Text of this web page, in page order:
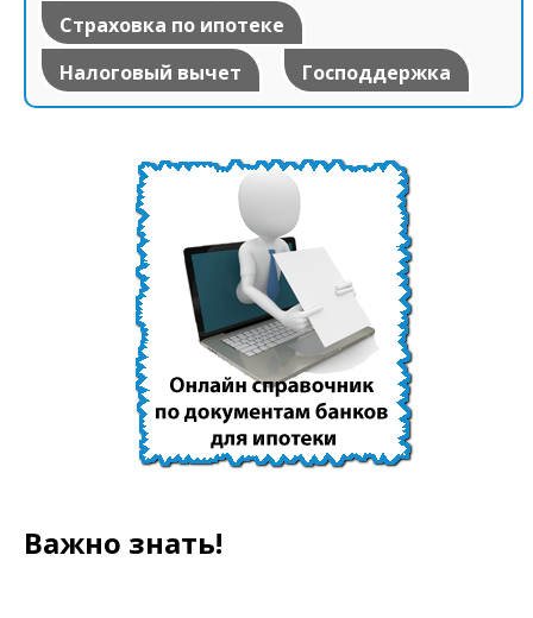
Страховка по ипотеке
Налоговый вычет
Господдержка
Важно знать!